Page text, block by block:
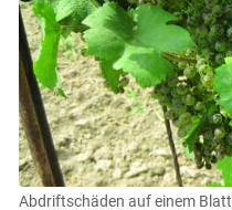
Abdriftschäden auf einem Blatt